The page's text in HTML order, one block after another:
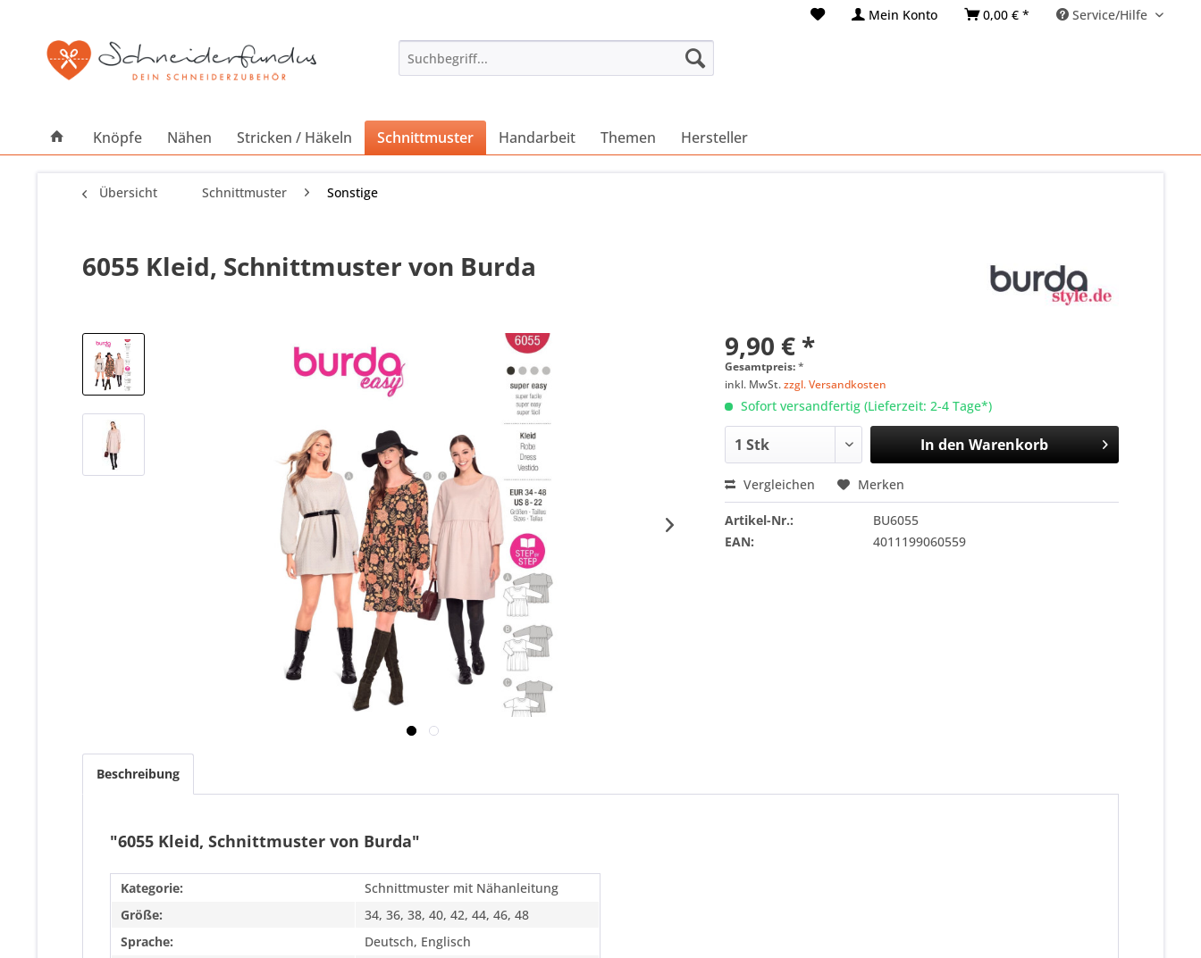
Mein Konto 0,00 € * Service/Hilfe
Knöpfe Nähen Stricken / Häkeln Schnittmuster Handarbeit Themen Hersteller
Übersicht Schnittmuster Sonstige
6055 Kleid, Schnittmuster von Burda
9,90 € *
Gesamtpreis:*
inkl. MwSt.zzgl. Versandkosten
Sofort versandfertig (Lieferzeit: 2-4 Tage*)
In den Warenkorb
Vergleichen Merken
Artikel-Nr.:
BU6055
EAN:
4011199060559
Beschreibung
"6055 Kleid, Schnittmuster von Burda"
Kategorie:
Schnittmuster mit Nähanleitung
Größe:
34, 36, 38, 40, 42, 44, 46, 48
Sprache:
Deutsch, Englisch